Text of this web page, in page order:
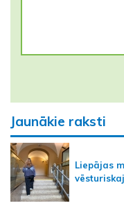
Jaunākie raksti
Liepājas